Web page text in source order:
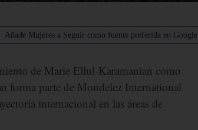
Añade Mujeres a Seguir como fuente preferida en Google
de Marie Ellul-Karamanian como
forma parte de Mondelez International
internacional en las áreas de